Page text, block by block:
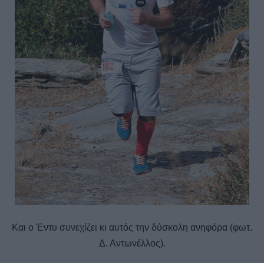
Και ο Έντυ συνεχίζει κι αυτός την δύσκολη ανηφόρα (φωτ.
Δ. Αντωνέλλος).